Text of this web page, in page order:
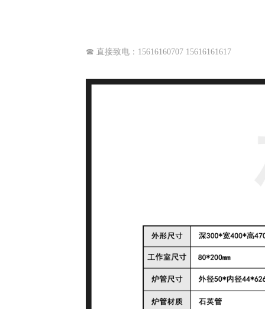
☎ 直接致电：15616160707 15616161617